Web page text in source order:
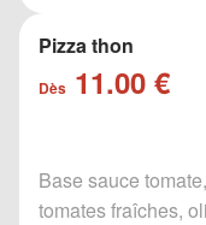
Pizza thon
Dès 11.00 €
Base sauce
tomates fraîches,